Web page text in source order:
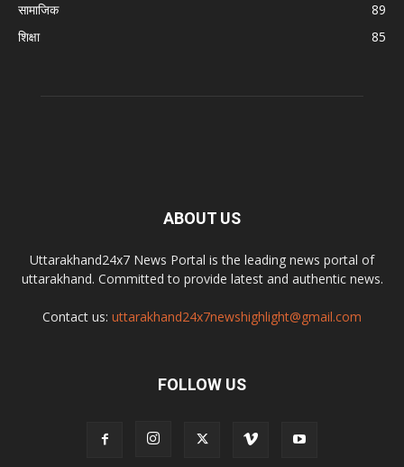
सामाजिक
89
शिक्षा
85
ABOUT US
Uttarakhand24x7 News Portal is the leading news portal of
uttarakhand. Committed to provide latest and authentic news.
Contact us: uttarakhand24x7newshighlight@gmail.com
FOLLOW US